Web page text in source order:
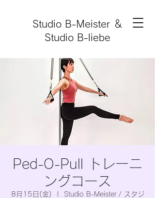
Studio B-Meister ＆
Studio B-liebe
Ped-O-Pull トレーニ
ングコース
8月15日(金)
Studio B-Meister / スタジ